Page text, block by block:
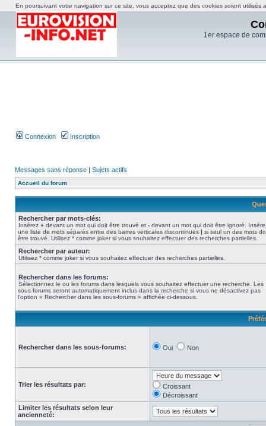
1er espace de
Connexion Inscription
Messages sans réponse | Sujets actifs
Accueil du forum
Rechercher par mots-clés:
Insérez + devant un mot qui doit être trouvé et - devant un mot qui doit être ignoré.
une liste de mots séparés entre des barres verticales discontinues | si seul un des mots
être trouvé. Utilisez * comme joker si vous souhaitez effectuer des recherches partielles.
Rechercher par auteur:
Utilisez * comme joker si vous souhaitez effectuer des recherches partielles.
Rechercher dans les forums:
Sélectionnez le ou les forums dans lesquels vous souhaitez effectuer une recherche. Les
sous-forums seront automatiquement inclus dans la recherche si vous ne désactivez pas
l’option « Rechercher dans les sous-forums » affichée ci-dessous.
Rechercher dans les sous-forums: Oui Non
Trier les résultats par:
Croissant
Décroissant
Limiter les résultats selon leur
ancienneté:
En poursuivant votre navigation sur ce site, vous acceptez que des cookies soient